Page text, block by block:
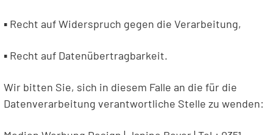
▪ Recht auf Widerspruch gegen die Verarbeitung,
▪ Recht auf Datenübertragbarkeit.
Wir bitten Sie, sich in diesem Falle an die für die
Datenverarbeitung verantwortliche Stelle zu wenden: